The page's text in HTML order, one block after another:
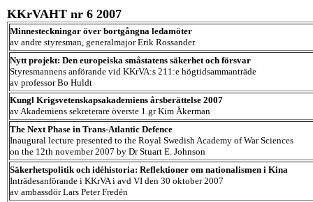
KKrVAHT nr 6 2007
Minnesteckningar över bortgångna ledamöter
av andre styresman, generalmajor Erik Rossander
Nytt projekt: Den europeiska småstatens säkerhet och försvar
Styresmannens anförande vid KKrVA:s 211:e högtidsammanträde
av professor Bo Huldt
Kungl Krigsvetenskapsakademiens årsberättelse 2007
av Akademiens sekreterare överste 1.gr Kim Åkerman
The Next Phase in Trans-Atlantic Defence
Inaugural lecture presented to the Royal Swedish Academy of War Sciences
on the 12th november 2007 by Dr Stuart E. Johnson
Säkerhetspolitik och idéhistoria: Reflektioner om nationalismen i Kina
Inträdesanförande i KKrVA i avd VI den 30 oktober 2007
av ambassdör Lars Peter Fredén